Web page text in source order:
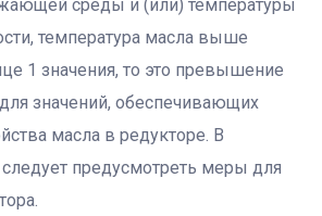
среды и (или) температуры
температура масла выше
1 значения, то это превышение
значений, обеспечивающих
масла в редукторе. В
предусмотреть меры для